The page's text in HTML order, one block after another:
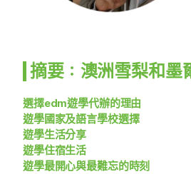
摘要：澳洲雪梨和墨
選擇edm遊學代辦的理由
遊學國家及語言學校選擇
遊學生活分享
遊學住宿生活
遊學最開心與最難忘的時刻